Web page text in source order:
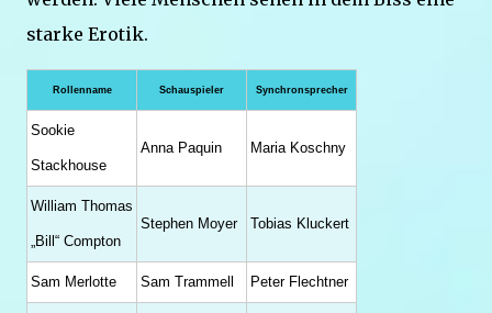
starke Erotik.
Rollenname Schauspieler Synchronsprecher
Sookie
Stackhouse
Anna Paquin Maria Koschny
William Thomas
„Bill“ Compton
Stephen Moyer Tobias Kluckert
Sam Merlotte Sam Trammell Peter Flechtner